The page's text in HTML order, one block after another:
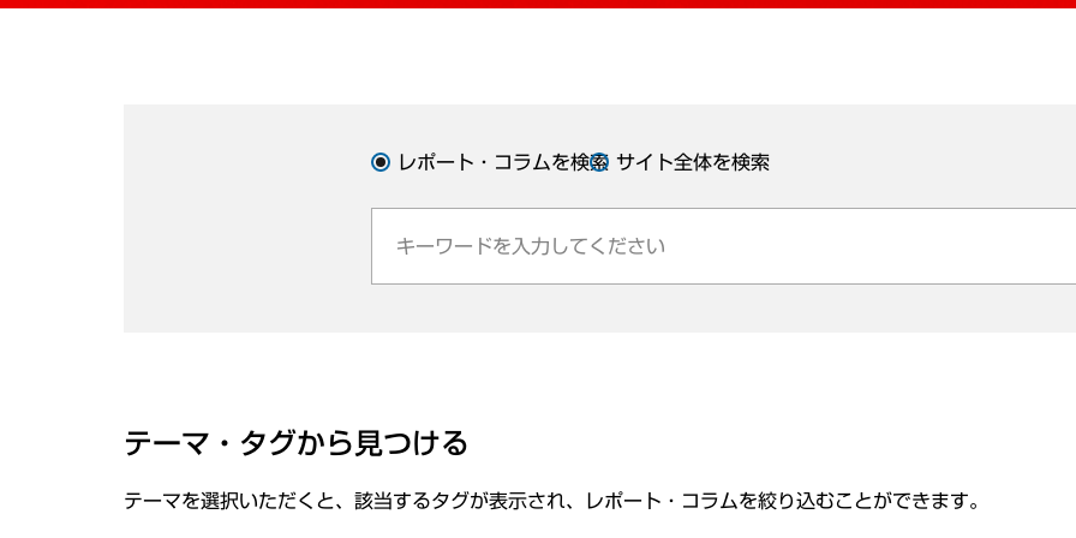
レポート・コラムを検索 サイト全体を検索
テーマ・タグから見つける
テーマを選択いただくと、該当するタグが表示され、レポート・コラムを絞り込むことができます。